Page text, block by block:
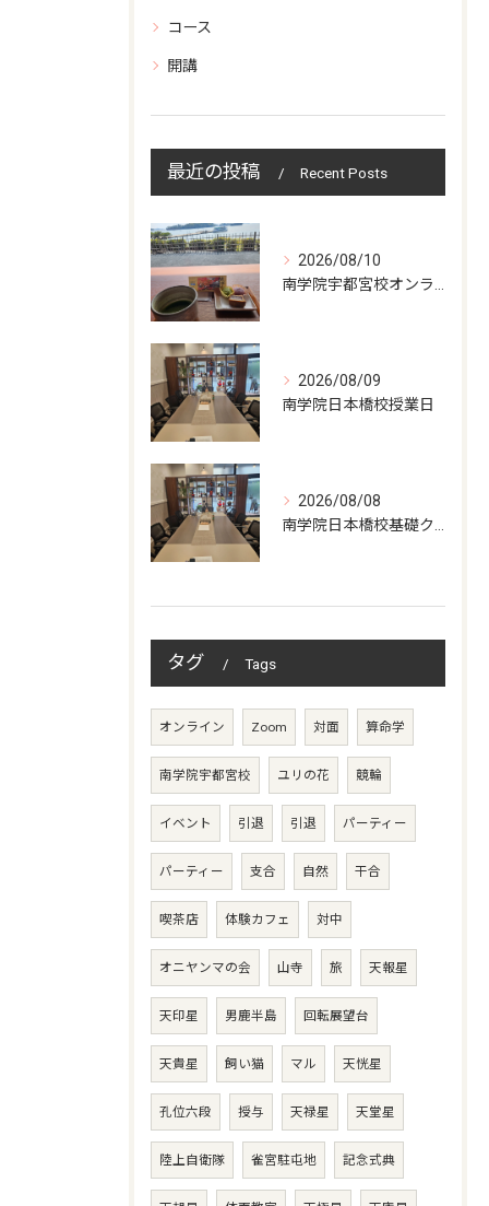
コース
開講
最近の投稿 Recent Posts
2026/08/10
2026/08/09
南学院日本橋校授業日
2026/08/08
タグ Tags
オンライン Zoom 対面 算命学
南学院宇都宮校 ユリの花 競輪
イベント 引退 引退 パーティー
パーティー 支合 自然 干合
喫茶店 体験カフェ 対中
オニヤンマの会 山寺 旅 天報星
天印星 男鹿半島 回転展望台
天貴星 飼い猫 マル 天恍星
孔位六段 授与 天禄星 天堂星
陸上自衛隊 雀宮駐屯地 記念式典